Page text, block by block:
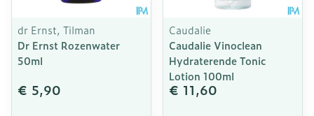
dr Ernst, Tilman
Dr Ernst Rozenwater
50ml
€ 5,90
Caudalie
Caudalie Vinoclean
Hydraterende Tonic
Lotion 100ml
€ 11,60